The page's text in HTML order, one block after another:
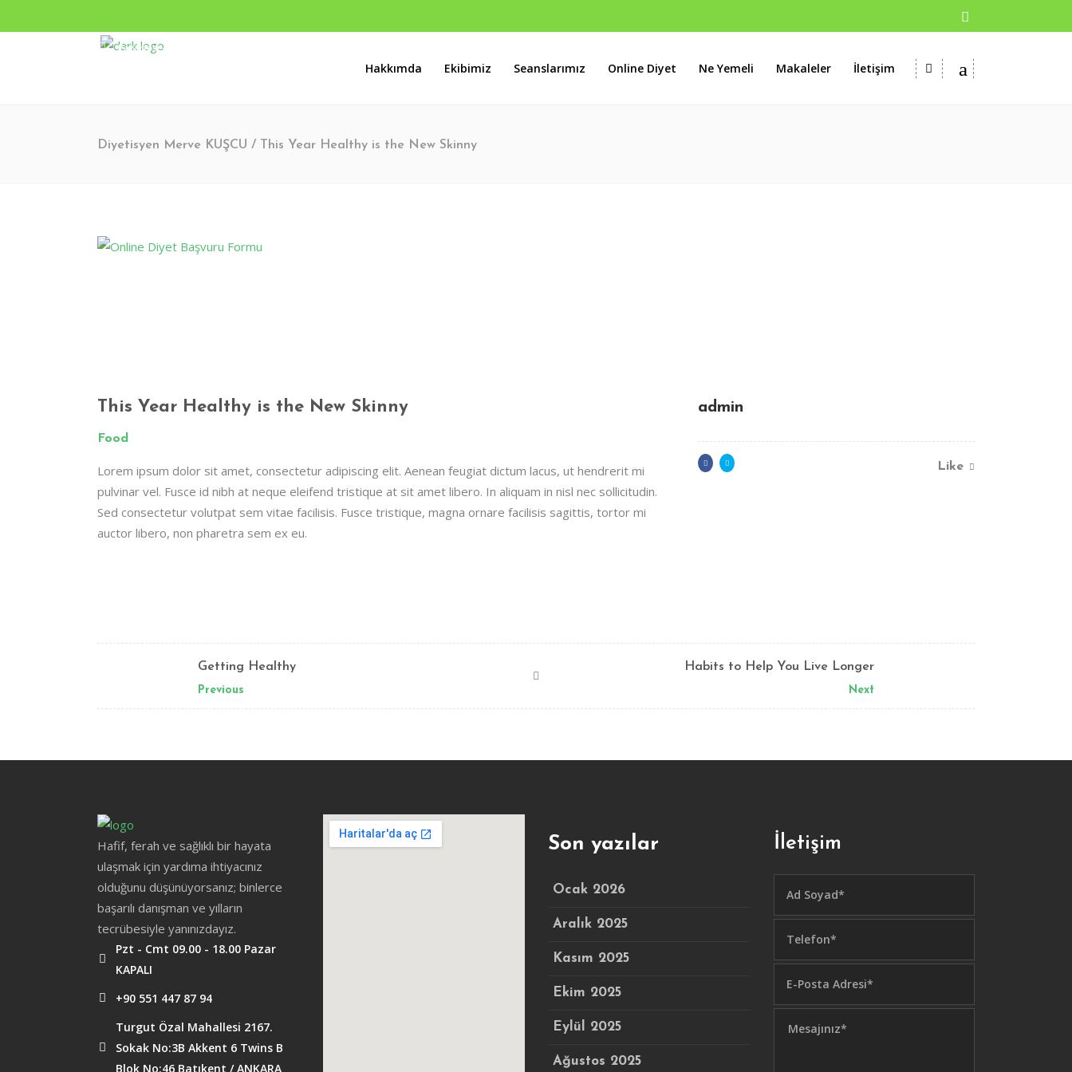
Pazartesi - Cumartesi 9.00 - 17.00 Pazar KAPALI
Hakkımda Ekibimiz Seanslarımız Online Diyet Ne Yemeli Makaleler İletişim
Diyetisyen Merve KUŞCU / This Year Healthy is the New Skinny
This Year Healthy is the New Skinny
Food
Lorem ipsum dolor sit amet, consectetur adipiscing elit. Aenean feugiat dictum lacus, ut hendrerit mi
pulvinar vel. Fusce id nibh at neque eleifend tristique at sit amet libero. In aliquam in nisl nec sollicitudin.
Sed consectetur volutpat sem vitae facilisis. Fusce tristique, magna ornare facilisis sagittis, tortor mi
auctor libero, non pharetra sem ex eu.
admin
Like
Getting Healthy
Previous
Habits to Help You Live Longer
Next
Hafif, ferah ve sağlıklı bir hayata
ulaşmak için yardıma ihtiyacınız
olduğunu düşünüyorsanız; binlerce
başarılı danışman ve yılların
tecrübesiyle yanınızdayız.
Pzt - Cmt 09.00 - 18.00 Pazar
KAPALI
+90 551 447 87 94
Turgut Özal Mahallesi 2167.
Sokak No:3B Akkent 6 Twins B
Blok No:46 Batıkent / ANKARA
Son yazılar
Ocak 2026
Aralık 2025
Kasım 2025
Ekim 2025
Eylül 2025
Ağustos 2025
İletişim